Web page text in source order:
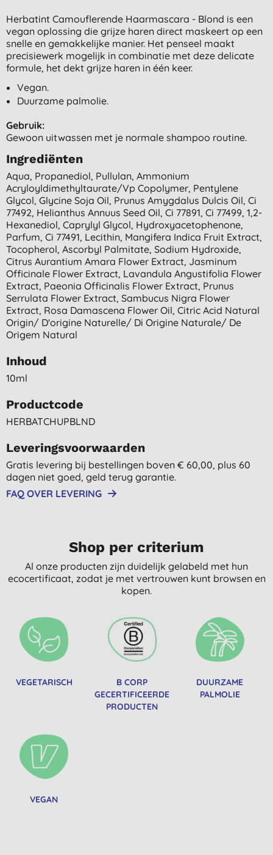
Herbatint Camouflerende Haarmascara - Blond is een
vegan oplossing die grijze haren direct maskeert op een
snelle en gemakkelijke manier. Het penseel maakt
precisiewerk mogelijk in combinatie met deze delicate
formule, het dekt grijze haren in één keer.
Vegan.
Duurzame palmolie.
Gebruik:
Gewoon uitwassen met je normale shampoo routine.
Ingrediënten
Aqua, Propanediol, Pullulan, Ammonium
Acryloyldimethyltaurate/vp Copolymer, Pentylene
Glycol, Glycine Soja Oil, Prunus Amygdalus Dulcis Oil, Ci
77492, Helianthus Annuus Seed Oil, Ci 77891, Ci 77499, 1,2-
Hexanediol, Caprylyl Glycol, Hydroxyacetophenone,
Parfum, Ci 77491, Lecithin, Mangifera Indica Fruit Extract,
Tocopherol, Ascorbyl Palmitate, Sodium Hydroxide,
Citrus Aurantium Amara Flower Extract, Jasminum
Officinale Flower Extract, Lavandula Angustifolia Flower
Extract, Paeonia Officinalis Flower Extract, Prunus
Serrulata Flower Extract, Sambucus Nigra Flower
Extract, Rosa Damascena Flower Oil, Citric Acid Natural
Origin/ D'origine Naturelle/ Di Origine Naturale/ De
Origem Natural
Inhoud
10ml
Productcode
HERBATCHUPBLND
Leveringsvoorwaarden
Gratis levering bij bestellingen boven € 60,00, plus 60
dagen niet goed, geld terug garantie.
FAQ OVER LEVERING
Shop per criterium
Al onze producten zijn duidelijk gelabeld met hun
ecocertificaat, zodat je met vertrouwen kunt browsen en
kopen.
VEGETARISCH
B CORP
GECERTIFICEERDE
PRODUCTEN
DUURZAME
PALMOLIE
VEGAN